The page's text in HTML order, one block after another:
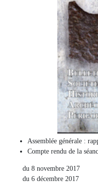
Assemblée générale :
Compte rendu de la
du 8 novembre 2017
du 6 décembre 2017